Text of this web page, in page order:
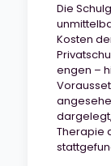
Die
Kosten
engen –
Therapie